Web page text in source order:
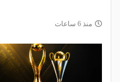
منذ 6 ساعات